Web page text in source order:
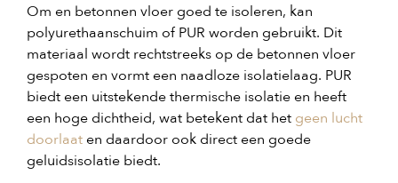
Om en betonnen vloer goed te isoleren, kan
polyurethaanschuim of PUR worden gebruikt. Dit
materiaal wordt rechtstreeks op de betonnen vloer
gespoten en vormt een naadloze isolatielaag. PUR
biedt een uitstekende thermische isolatie en heeft
een hoge dichtheid, wat betekent dat het geen lucht
doorlaat en daardoor ook direct een goede
geluidsisolatie biedt.